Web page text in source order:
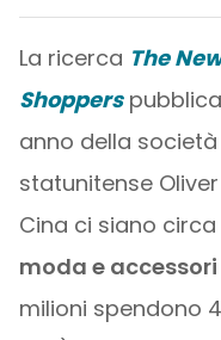
La ricerca The
Shoppers
anno della
statunitense
Cina ci siano circa
moda e
milioni spendono